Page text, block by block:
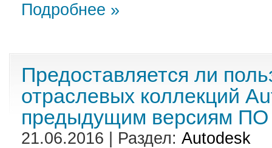
Подробнее »
Предоставляется ли
отраслевых коллекций
предыдущим версиям ПО
21.06.2016 | Раздел: Autodesk